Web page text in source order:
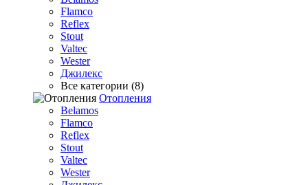
Flamco
Reflex
Stout
Valtec
Wester
Джилекс
Все категории (8)
Отопления
Belamos
Flamco
Reflex
Stout
Valtec
Wester